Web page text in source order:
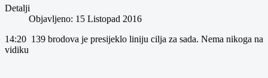
Detalji
Objavljeno: 15 Listopad 2016
14:20 139 brodova je presijeklo liniju cilja za sada. Nema nikoga na
vidiku